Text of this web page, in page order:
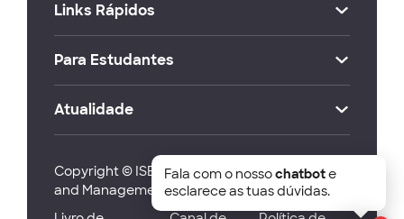
Links Rápidos
Para Estudantes
Atualidade
Copyright © ISEG Lisbon School of Economics
and Management 2026
Fala com o nossochatbote
esclarece as tuas dúvidas.